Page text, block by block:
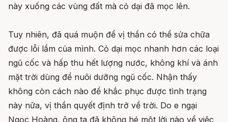
này xuống các vùng đất mà cỏ dại đã mọc lên.
Tuy nhiên, đã quá muộn để vị thần có thể sửa chữa
được lỗi lầm của mình. Cỏ dại mọc nhanh hơn các loại
ngũ cốc và hấp thu hết lượng nước, không khí và ánh
mặt trời dùng để nuôi dưỡng ngũ cốc. Nhận thấy
không còn cách nào để khắc phục được tình trạng
này nữa, vị thần quyết định trở về trời. Do e ngại
Ngọc Hoàng, ông ta đã không hé một lời nào về việc